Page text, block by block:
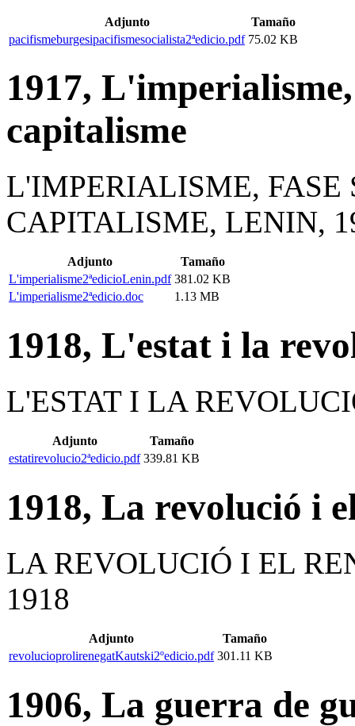
Adjunto
Tamaño
pacifismeburgesipacifismesocialista2ªedicio.pdf 75.02 KB
1917,
capitalisme
L'IMPERIALISME, FASE
CAPITALISME, LENIN,
Adjunto
Tamaño
L'imperialisme2ªedicioLenin.pdf 381.02 KB
L'imperialisme2ªedicio.doc
1.13 MB
1918, L'estat i la
L'ESTAT I LA
Adjunto
Tamaño
estatirevolucio2ªedicio.pdf 339.81 KB
1918, La revolució i
LA REVOLUCIÓ I EL
1918
Adjunto
Tamaño
revolucioprolirenegatKautski2ºedicio.pdf 301.11 KB
1906, La guerra de